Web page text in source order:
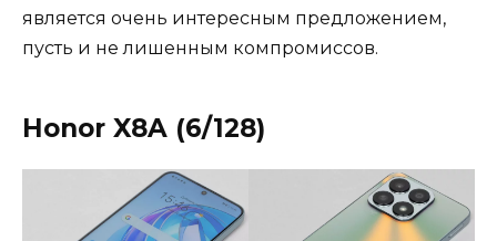
является очень интересным предложением,
пусть и не лишенным компромиссов.
Honor X8A (6/128)